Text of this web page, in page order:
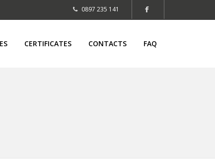
0897 235 141
CERTIFICATES CONTACTS FAQ